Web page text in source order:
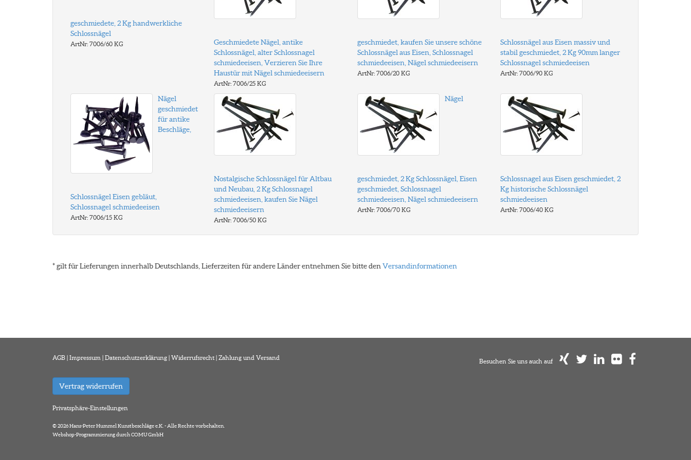
geschmiedete, 2 Kg handwerkliche
Schlossnägel
ArtNr: 7006/60 KG
Geschmiedete Nägel, antike
Schlossnägel, alter Schlossnagel
schmiedeeisen, Verzieren Sie Ihre
Haustür mit Nägel schmiedeeisern
ArtNr: 7006/25 KG
geschmiedet, kaufen Sie unsere schöne
Schlossnägel aus Eisen, Schlossnagel
schmiedeeisen, Nägel schmiedeeisern
ArtNr: 7006/20 KG
Schlossnägel aus Eisen massiv und
stabil geschmiedet, 2 Kg 90mm langer
Schlossnagel schmiedeeisen
ArtNr: 7006/90 KG
Nägel
geschmiedet
für antike
Beschläge,
Schlossnägel Eisen gebläut,
Schlossnagel schmiedeeisen
ArtNr: 7006/15 KG
Nostalgische Schlossnägel für Altbau
und Neubau, 2 Kg Schlossnagel
schmiedeeisen, kaufen Sie Nägel
schmiedeeisern
ArtNr: 7006/50 KG
Nägel
geschmiedet, 2 Kg Schlossnägel, Eisen
geschmiedet, Schlossnagel
schmiedeeisen, Nägel schmiedeeisern
ArtNr: 7006/70 KG
Schlossnagel aus Eisen geschmiedet, 2
Kg historische Schlossnägel
schmiedeeisen
ArtNr: 7006/40 KG
* gilt für Lieferungen innerhalb Deutschlands, Lieferzeiten für andere Länder entnehmen Sie bitte den Versandinformationen
AGB Impressum Datenschutzerklärung Widerrufsrecht Zahlung und Versand
Vertrag widerrufen
Privatsphäre-Einstellungen
© 2026 Hans-Peter Hummel Kunstbeschläge e.K. - Alle Rechte vorbehalten.
Webshop-Programmierung durch COMU GmbH
Besuchen Sie uns auch auf